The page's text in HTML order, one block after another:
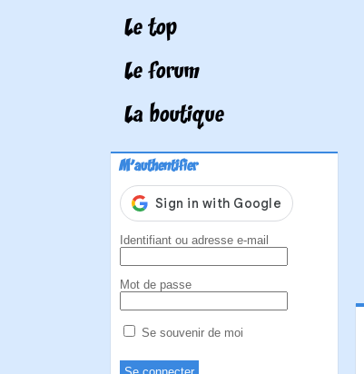
Le top
Le forum
La boutique
M'authentifier
Identifiant ou adresse e-mail
Mot de passe
Se souvenir de moi